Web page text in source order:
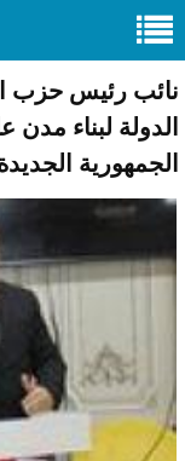
نائب رئيس حزب
الدولة لبناء
الجمهورية